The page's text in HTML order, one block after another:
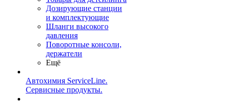
Дозирующие станции
и комплектующие
Шланги высокого
давления
Поворотные консоли,
держатели
Ещё
Автохимия ServiceLine.
Сервисные продукты.